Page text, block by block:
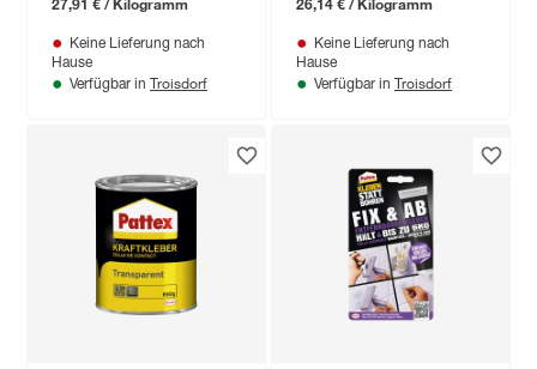
Keine Lieferung nach
Hause
Verfügbar in Troisdorf
Keine Lieferung nach
Hause
Verfügbar in Troisdorf